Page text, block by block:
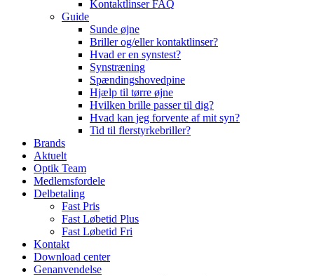
Kontaktlinser FAQ
Guide
Sunde øjne
Briller og/eller kontaktlinser?
Hvad er en synstest?
Synstræning
Spændingshovedpine
Hjælp til tørre øjne
Hvilken brille passer til dig?
Hvad kan jeg forvente af mit syn?
Tid til flerstyrkebriller?
Brands
Aktuelt
Optik Team
Medlemsfordele
Delbetaling
Fast Pris
Fast Løbetid Plus
Fast Løbetid Fri
Kontakt
Download center
Genanvendelse